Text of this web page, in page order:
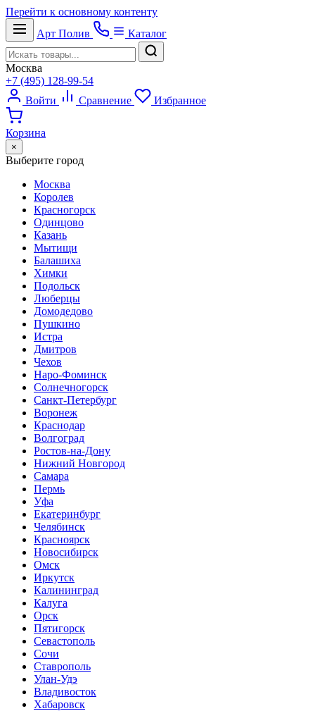
Перейти к основному контенту
Арт Полив Каталог
Москва
+7 (495) 128-99-54
Войти
Сравнение Избранное
Корзина
×
Выберите город
Москва
Королев
Красногорск
Одинцово
Казань
Мытищи
Балашиха
Химки
Подольск
Люберцы
Домодедово
Пушкино
Истра
Дмитров
Чехов
Наро-Фоминск
Солнечногорск
Санкт-Петербург
Воронеж
Краснодар
Волгоград
Ростов-на-Дону
Нижний Новгород
Самара
Пермь
Уфа
Екатеринбург
Челябинск
Красноярск
Новосибирск
Омск
Иркутск
Калининград
Калуга
Орск
Пятигорск
Севастополь
Сочи
Ставрополь
Улан-Удэ
Владивосток
Хабаровск